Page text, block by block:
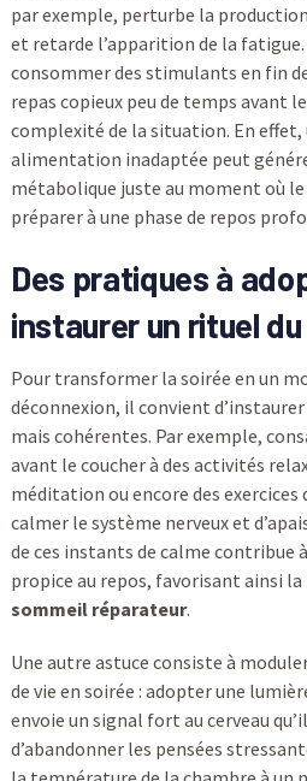
par exemple, perturbe la
et retarde l’apparition de la fatigue.
consommer des stimulants en fin
repas copieux peu de temps avant
complexité de la situation. En
alimentation inadaptée peut
métabolique juste au moment où le
préparer à une phase de repos
Des pratiques à
instaurer un rituel
Pour transformer la soirée en un
déconnexion, il convient
mais cohérentes. Par exemple,
avant le coucher à des activités
méditation ou encore des
calmer le système nerveux et
de ces instants de calme contribue
propice au repos, favorisant ainsi
sommeil réparateur.
Une autre astuce consiste à
de vie en soirée : adopter une
envoie un signal fort au cerveau
d’abandonner les pensées